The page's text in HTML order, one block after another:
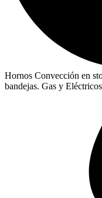
Hornos Convección en
bandejas. Gas y Eléctricos